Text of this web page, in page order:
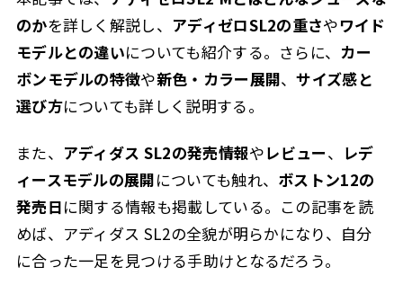
のかを詳しく解説し、 アディゼロSL2の重さやワイド
モデルとの違いについても紹介する。さらに、 カー
ボンモデルの特徴や新色・カラー展開、サイズ感と
選び方についても詳しく説明する。
また、 アディダス SL2の発売情報やレビュー、 レデ
ィースモデルの展開についても触れ、 ボストン12の
発売日に関する情報も掲載している。この記事を読
めば、アディダス SL2の全貌が明らかになり、自分
に合った一足を見つける手助けとなるだろう。